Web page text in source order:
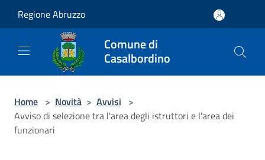
Regione Abruzzo
Comune di
Casalbordino
Home > Novità > Avvisi >
Avviso di selezione tra l'area degli istruttori e l'area dei
funzionari